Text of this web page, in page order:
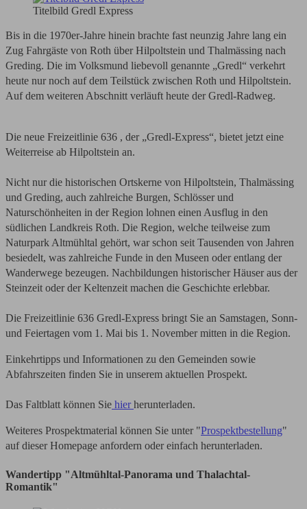
Titelbild Gredl Express
Bis in die 1970er-Jahre hinein brachte fast neunzig Jahre lang ein
Zug Fahrgäste von Roth über Hilpoltstein und Thalmässing nach
Greding. Die im Volksmund liebevoll genannte „Gredl“ verkehrt
heute nur noch auf dem Teilstück zwischen Roth und Hilpoltstein.
Auf dem weiteren Abschnitt verläuft heute der Gredl-Radweg.
Die neue Freizeitlinie 636 , der „Gredl-Express“, bietet jetzt eine
Weiterreise ab Hilpoltstein an.
Nicht nur die historischen Ortskerne von Hilpoltstein, Thalmässing
und Greding, auch zahlreiche Burgen, Schlösser und
Naturschönheiten in der Region lohnen einen Ausflug in den
südlichen Landkreis Roth. Die Region, welche teilweise zum
Naturpark Altmühltal gehört, war schon seit Tausenden von Jahren
besiedelt, was zahlreiche Funde in den Museen oder entlang der
Wanderwege bezeugen. Nachbildungen historischer Häuser aus der
Steinzeit oder der Keltenzeit machen die Geschichte erlebbar.
Die Freizeitlinie 636 Gredl-Express bringt Sie an Samstagen, Sonn-
und Feiertagen vom 1. Mai bis 1. November mitten in die Region.
Einkehrtipps und Informationen zu den Gemeinden sowie
Abfahrszeiten finden Sie in unserem aktuellen Prospekt.
Das Faltblatt können Sie hier herunterladen.
Weiteres Prospektmaterial können Sie unter "Prospektbestellung"
auf dieser Homepage anfordern oder einfach herunterladen.
Wandertipp "Altmühltal-Panorama und Thalachtal-
Romantik"